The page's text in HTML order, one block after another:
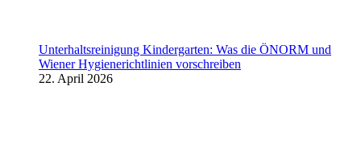
Unterhaltsreinigung Kindergarten: Was die ÖNORM und
Wiener Hygienerichtlinien vorschreiben
22. April 2026